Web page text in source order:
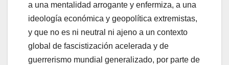
a una mentalidad arrogante y enfermiza, a una
ideología económica y geopolítica extremistas,
y que no es ni neutral ni ajeno a un contexto
global de fascistización acelerada y de
guerrerismo mundial generalizado, por parte de